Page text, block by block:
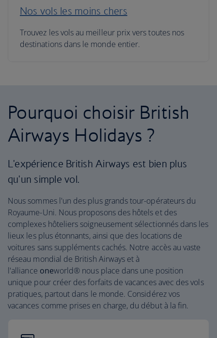
Nos vols les moins chers
Trouvez les vols au meilleur prix vers toutes nos
destinations dans le monde entier.
Pourquoi choisir British
Airways Holidays ?
L'expérience British Airways est bien plus
qu'un simple vol.
Nous sommes l'un des plus grands tour-opérateurs du
Royaume-Uni. Nous proposons des hôtels et des
complexes hôteliers soigneusement sélectionnés dans les
lieux les plus étonnants, ainsi que des locations de
voitures sans suppléments cachés. Notre accès au vaste
réseau mondial de British Airways et à
l'alliance oneworld® nous place dans une position
unique pour créer des forfaits de vacances avec des vols
pratiques, partout dans le monde. Considérez vos
vacances comme prises en charge, du début à la fin.